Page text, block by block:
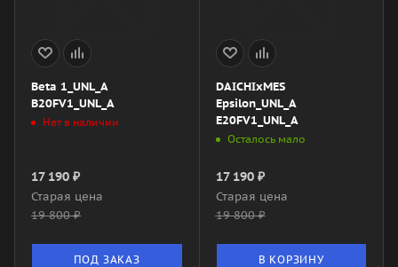
Beta 1_UNL_A
B20FV1_UNL_A
Нет в наличии
17 190 ₽
Старая цена
19 800₽
ПОД ЗАКАЗ
DAICHIxMES
Epsilon_UNL_A
E20FV1_UNL_A
Осталось мало
17 190₽
Старая цена
19 800₽
В КОРЗИНУ